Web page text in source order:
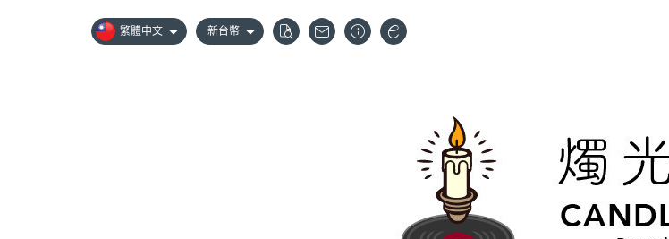
繁體中文 新台幣